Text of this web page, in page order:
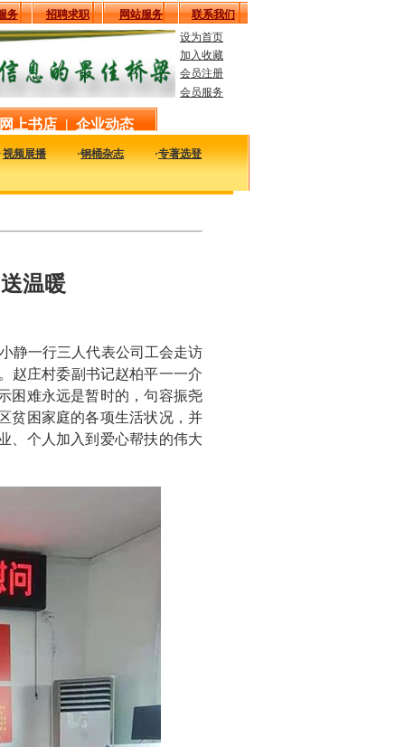
务 招聘求职 网站服务
联系我们
设为首页
加入收藏
会员注册
会员服务
网上书店 | 企业动态
·视频展播 ·钢桶杂志 ·专著选登
温暖
静一行三人代表公司工会走访
赵庄村委副书记赵柏平一一介
困难永远是暂时的，句容振尧
贫困家庭的各项生活状况，并
、个人加入到爱心帮扶的伟大